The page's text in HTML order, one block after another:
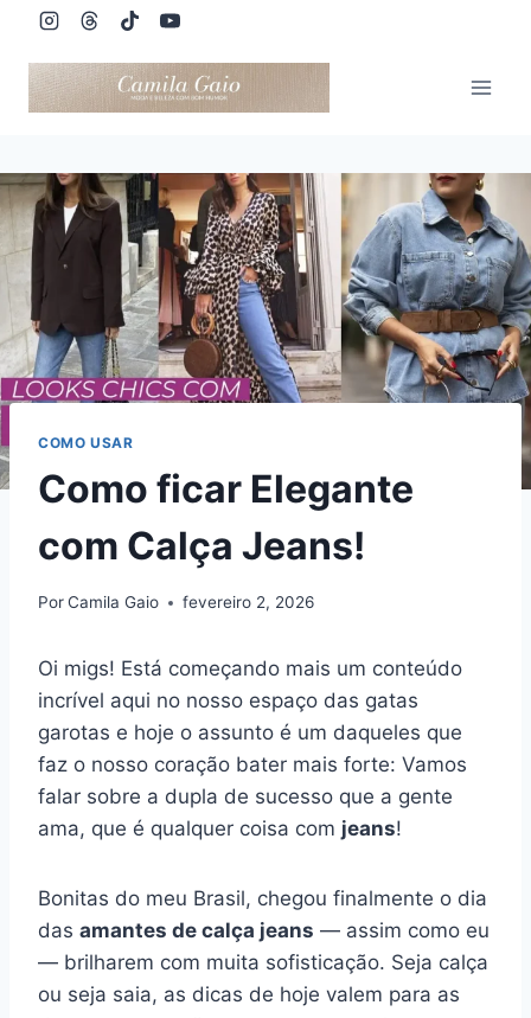
Pular
Conteúdo
COMO USAR
Como ficar Elegante
com Calça Jeans!
PorCamila Gaio fevereiro 2, 2026
Oi migs! Está começando mais um conteúdo
incrível aqui no nosso espaço das gatas
garotas e hoje o assunto é um daqueles que
faz o nosso coração bater mais forte: Vamos
falar sobre a dupla de sucesso que a gente
ama, que é qualquer coisa com jeans!
Bonitas do meu Brasil, chegou finalmente o dia
das amantes de calça jeans — assim como eu
— brilharem com muita sofisticação. Seja calça
ou seja saia, as dicas de hoje valem para as